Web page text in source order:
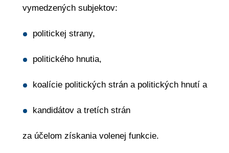
vymedzených subjektov:
politickej strany,
politického hnutia,
koalície politických strán a politických hnutí a
kandidátov a tretích strán
za účelom získania volenej funkcie.